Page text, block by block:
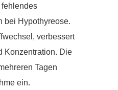
bei Hypothyreose.
verbessert
Konzentration. Die
Tagen
ein.